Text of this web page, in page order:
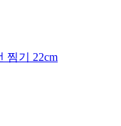
찜기 22cm